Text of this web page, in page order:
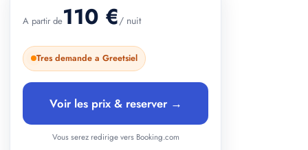
A partir de110 €/ nuit
Tres demande a Greetsiel
Voir les prix & reserver →
Vous serez redirige vers Booking.com